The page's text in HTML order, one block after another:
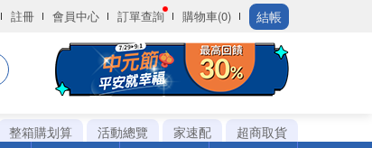
註冊 會員中心 訂單查詢 購物車(0) 結帳
整箱購划算 活動總覽 家速配
超商取貨